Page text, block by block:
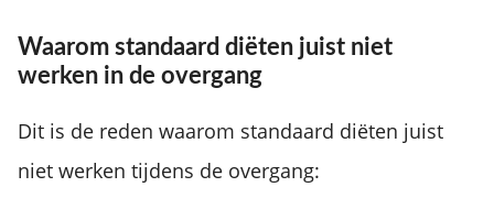
Waarom standaard diëten juist niet
werken in de overgang
Dit is de reden waarom standaard diëten juist
niet werken tijdens de overgang: